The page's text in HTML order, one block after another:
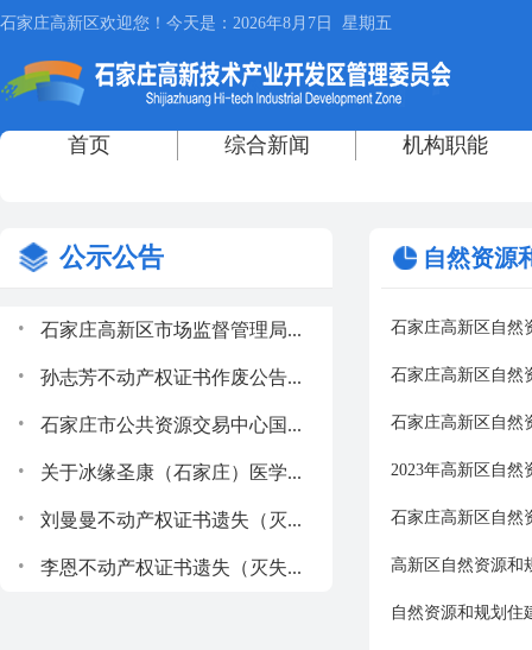
公示公告
. 石家庄高新区市场监督管理局...
. 孙志芳不动产权证书作废公告...
. 石家庄市公共资源交易中心国...
. 关于冰缘圣康（石家庄）医学...
. 刘曼曼不动产权证书遗失（灭...
. 李恩不动产权证书遗失（灭失...
自然资源
石家庄高新区自然
石家庄高新区自然
石家庄高新区自然
2023年高新区自
石家庄高新区自然
高新区自然资源和
自然资源和规划住